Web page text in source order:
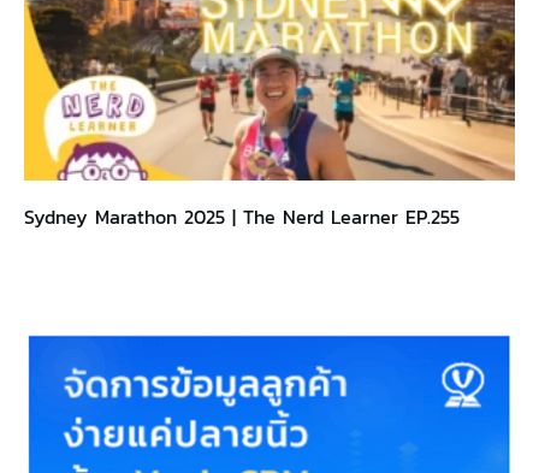
Sydney Marathon 2025 | The Nerd Learner EP.255